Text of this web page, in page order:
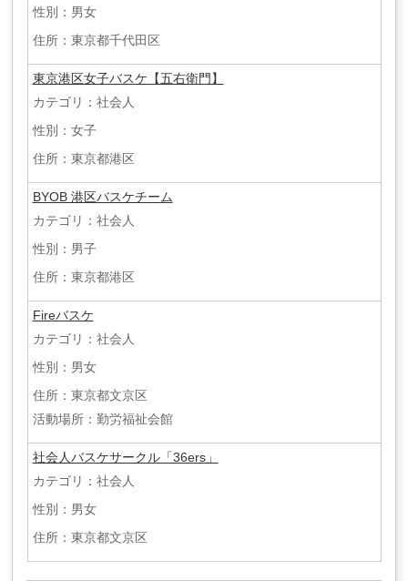
性別：男女
住所：東京都千代田区
東京港区女子バスケ【五右衛門】
カテゴリ：社会人
性別：女子
住所：東京都港区
BYOB 港区バスケチーム
カテゴリ：社会人
性別：男子
住所：東京都港区
Fireバスケ
カテゴリ：社会人
性別：男女
住所：東京都文京区
活動場所：勤労福祉会館
社会人バスケサークル「36ers」
カテゴリ：社会人
性別：男女
住所：東京都文京区